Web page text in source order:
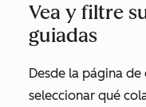
Vea y filtre
guiadas
Desde la página
seleccionar qué